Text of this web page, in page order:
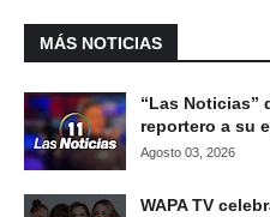
MÁS NOTICIAS
“Las Noticias”
reportero a su
Agosto 03, 2026
WAPA TV